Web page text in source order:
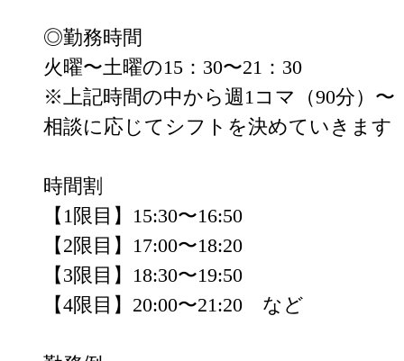
◎勤務時間
火曜〜土曜の15：30〜21：30
※上記時間の中から週1コマ（90分）〜
相談に応じてシフトを決めていきます
時間割
【1限目】15:30〜16:50
【2限目】17:00〜18:20
【3限目】18:30〜19:50
【4限目】20:00〜21:20　など